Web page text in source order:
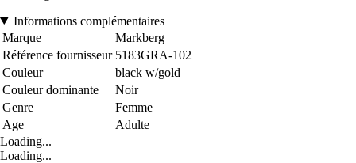
Informations complémentaires
Marque
Markberg
Référence fournisseur 5183GRA-102
Couleur
black w/gold
Couleur dominante
Noir
Genre
Femme
Age
Adulte
Loading...
Loading...